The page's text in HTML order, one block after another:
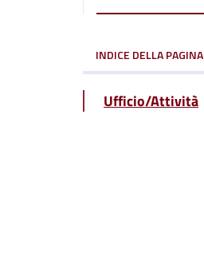
INDICE DELLA PAGINA
Ufficio/Attività